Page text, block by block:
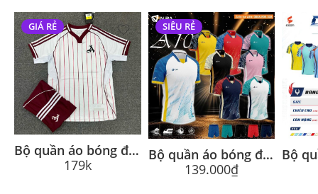
GIÁ RẺ
Bộ quần áo bóng đá Arsenal x adidas US Pack 2025/26 trắng vạch đỏ
179k
SIÊU RẺ
Bộ quần áo bóng đá Aura A10 sợi mè dệt mỏng nhẹ thoáng khí nhiều màu
139.000₫